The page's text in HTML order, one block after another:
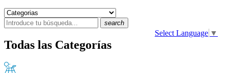
search
Select Language ▼
Todas las Categorías